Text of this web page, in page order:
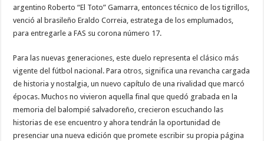
argentino Roberto “El Toto” Gamarra, entonces técnico de los tigrillos,
venció al brasileño Eraldo Correia, estratega de los emplumados,
para entregarle a FAS su corona número 17.
Para las nuevas generaciones, este duelo representa el clásico más
vigente del fútbol nacional. Para otros, significa una revancha cargada
de historia y nostalgia, un nuevo capítulo de una rivalidad que marcó
épocas. Muchos no vivieron aquella final que quedó grabada en la
memoria del balompié salvadoreño, crecieron escuchando las
historias de ese encuentro y ahora tendrán la oportunidad de
presenciar una nueva edición que promete escribir su propia página